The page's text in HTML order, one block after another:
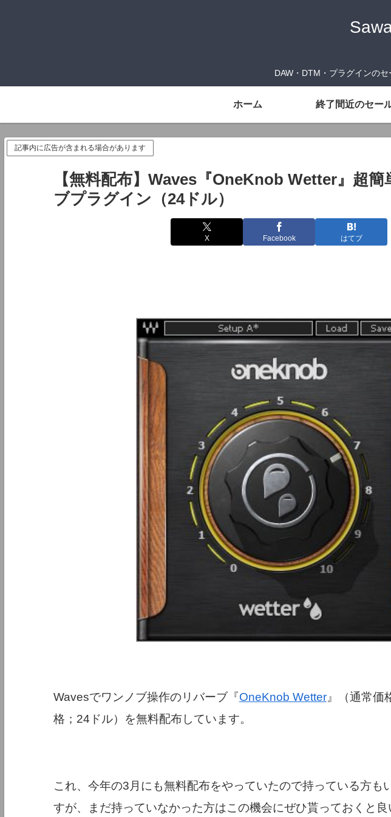
DAW・DTM・プラグインの
ホーム 終了間近のセー
記事内に広告が含まれる場合があります
【無料配布】Waves『OneKnob Wetter』超
ブプラグイン（24ドル）
X Facebook はてブ
Wavesでワンノブ操作のリバーブ『OneKnob Wetter』（通常価
格；24ドル）を無料配布しています。
これ、今年の3月にも無料配布をやっていたので持っている方も
すが、まだ持っていなかった方はこの機会にぜひ貰っておくと